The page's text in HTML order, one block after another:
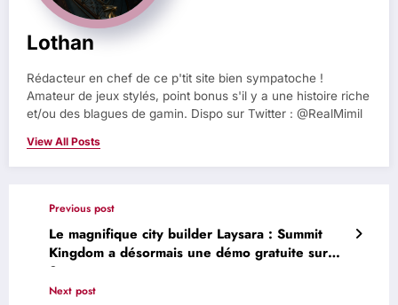
Lothan
Rédacteur en chef de ce p'tit site bien sympatoche !
Amateur de jeux stylés, point bonus s'il y a une histoire riche
et/ou des blagues de gamin. Dispo sur Twitter : @RealMimil
View All Posts
Previous post
Le magnifique city builder Laysara : Summit
Kingdom a désormais une démo gratuite sur
Steam
Next post